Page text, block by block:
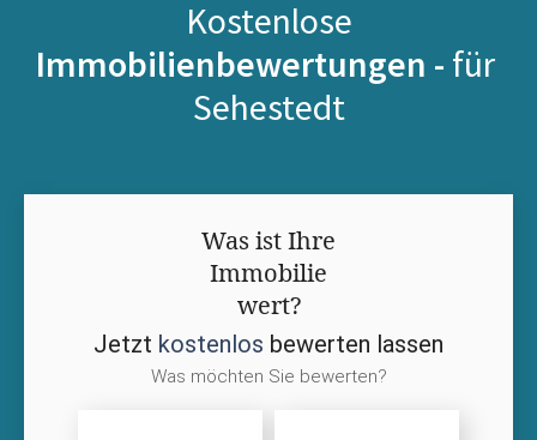
Kostenlose
Immobilienbewertungen - für
Sehestedt
Was ist Ihre
Immobilie
wert?
Jetzt kostenlos bewerten lassen
Was möchten Sie bewerten?